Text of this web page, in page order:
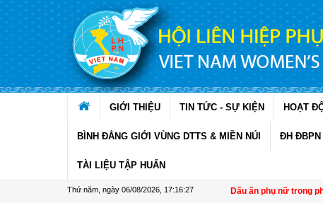
Truy cập nội dung luôn
GIỚI THIỆU TIN TỨC - SỰ KIỆN HOẠT
BÌNH ĐẲNG GIỚI VÙNG DTTS & MIỀN NÚI ĐH ĐBPN
TÀI LIỆU TẬP HUẤN
Thứ năm, ngày 06/08/2026 17:16:27Đề án 01: Dấu ấn phụ nữ trong